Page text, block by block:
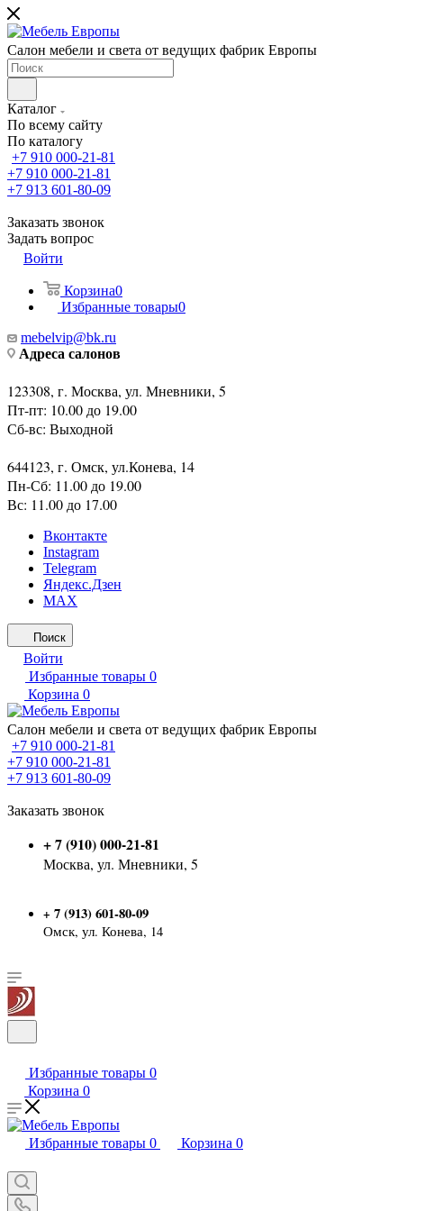
Салон мебели и света от ведущих фабрик Европы
Каталог
По всему сайту
По каталогу
+7 910 000-21-81
+7 910 000-21-81
+7 913 601-80-09
Заказать звонок
Задать вопрос
Войти
Корзина0
Избранные товары0
mebelvip@bk.ru
Адреса салонов
123308, г. Москва, ул. Мневники, 5
Пт-пт: 10.00 до 19.00
Сб-вс: Выходной
644123, г. Омск, ул.Конева, 14
Пн-Сб: 11.00 до 19.00
Вс: 11.00 до 17.00
Вконтакте
Instagram
Telegram
Яндекс.Дзен
MAX
Поиск
Войти
Избранные товары 0
Корзина 0
Салон мебели и света от ведущих фабрик Европы
+7 910 000-21-81
+7 910 000-21-81
+7 913 601-80-09
Заказать звонок
+ 7 (910) 000-21-81
Москва, ул. Мневники, 5
+ 7 (913) 601-80-09
Омск, ул. Конева, 14
Избранные товары 0
Корзина 0
Избранные товары 0 Корзина 0